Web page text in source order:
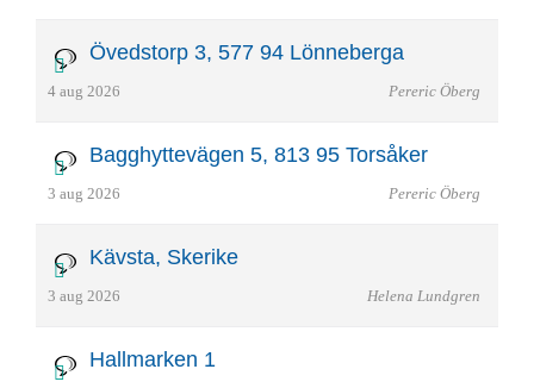
Övedstorp 3, 577 94 Lönneberga
4 aug 2026 Pereric Öberg
Bagghyttevägen 5, 813 95 Torsåker
3 aug 2026 Pereric Öberg
Kävsta, Skerike
3 aug 2026 Helena Lundgren
Hallmarken 1